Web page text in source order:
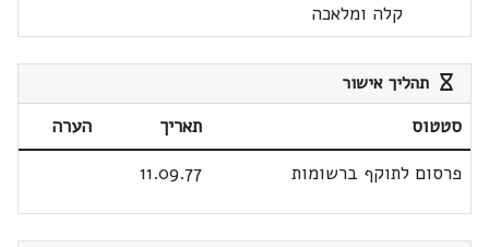
קלה ומלאכה
תהליך אישור
סטטוס תאריך
הערה
פרסום לתוקף ברשומות
11.09.77